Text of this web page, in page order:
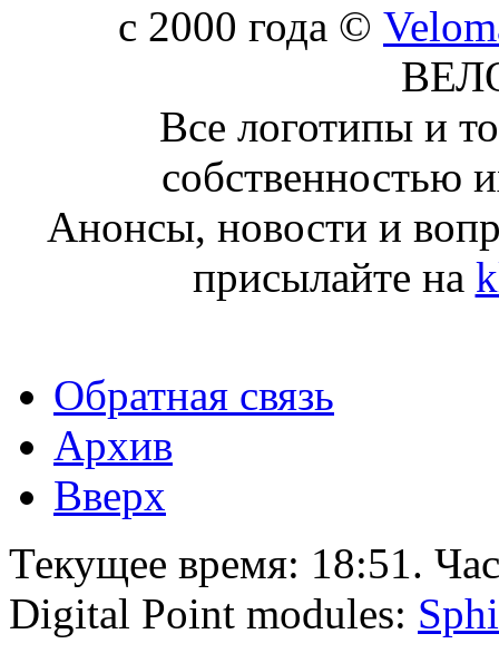
c 2000 года ©
Все логотипы и
собственностью
Анонсы, новости и
присылайте на
Обратная связь
Архив
Вверх
Текущее время: 18:51.
Digital Point modules: